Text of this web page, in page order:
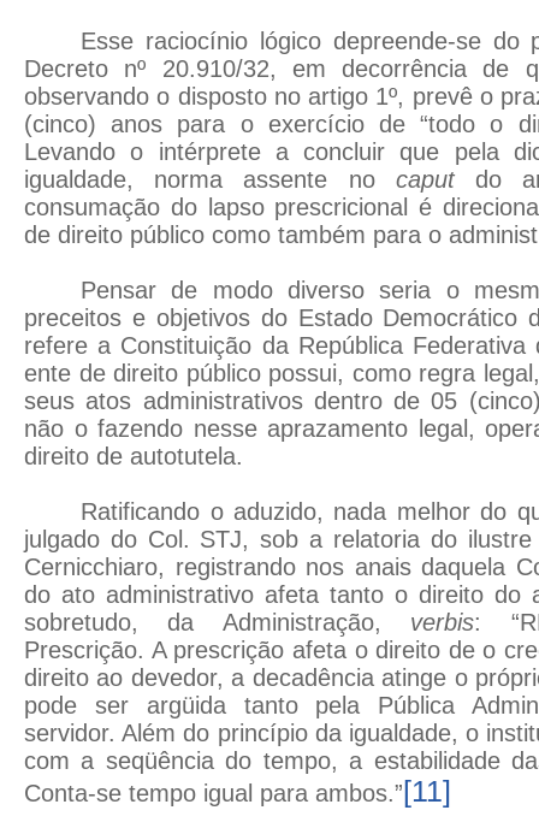
Esse raciocínio lógico depreende-se do
Decreto nº 20.910/32, em decorrência de
observando o disposto no artigo 1º, prevê o
(cinco) anos para o exercício de “todo o
Levando o intérprete a concluir que pela
igualdade, norma assente no caput do
consumação do lapso prescricional é
de direito público como também para o
Pensar de modo diverso seria o
preceitos e objetivos do Estado Democrático
refere a Constituição da República
ente de direito público possui, como regra
seus atos administrativos dentro de 05
não o fazendo nesse aprazamento legal,
direito de autotutela.
Ratificando o aduzido, nada melhor do
julgado do Col. STJ, sob a relatoria do
Cernicchiaro, registrando nos anais daquela
do ato administrativo afeta tanto o direito do
sobretudo, da Administração, verbis:
Prescrição. A prescrição afeta o direito de o
direito ao devedor, a decadência atinge o
pode ser argüida tanto pela Pública
servidor. Além do princípio da igualdade, o
com a seqüência do tempo, a estabilidade
Conta-se tempo igual para ambos.”[11]